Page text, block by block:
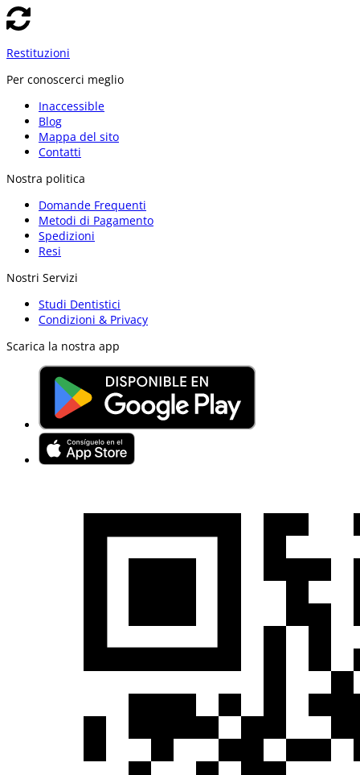
Restituzioni
Per conoscerci meglio
Inaccessible
Blog
Mappa del sito
Contatti
Nostra politica
Domande Frequenti
Metodi di Pagamento
Spedizioni
Resi
Nostri Servizi
Studi Dentistici
Condizioni & Privacy
Scarica la nostra app